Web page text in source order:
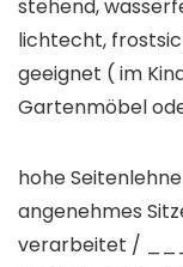
stehend,
lichtecht,
geeignet ( im
Gartenmöbel
hohe
angenehmes
verarbeitet /